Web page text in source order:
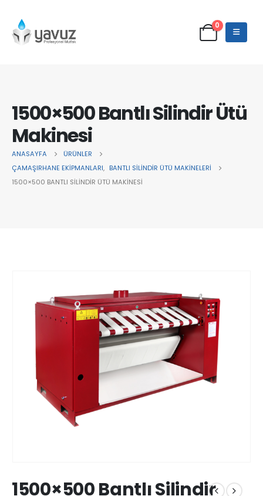
0
1500×500 Bantlı Silindir Ütü
Makinesi
ANASAYFA
ÜRÜNLER
ÇAMAŞIRHANE EKİPMANLARI, BANTLI SILINDIR ÜTÜ MAKINELERI
1500×500 BANTLI SILINDIR ÜTÜ MAKINESI
1500×500 Bantlı Silindir